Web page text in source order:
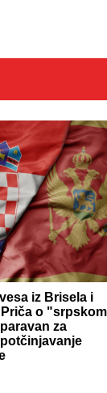
iz Brisela i
o "srpskom
za